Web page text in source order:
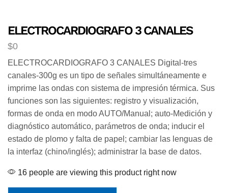
ELECTROCARDIOGRAFO 3 CANALES
$0
ELECTROCARDIOGRAFO 3 CANALES Digital-tres
canales-300g es un tipo de señales simultáneamente e
imprime las ondas con sistema de impresión térmica. Sus
funciones son las siguientes: registro y visualización,
formas de onda en modo AUTO/Manual; auto-Medición y
diagnóstico automático, parámetros de onda; inducir el
estado de plomo y falta de papel; cambiar las lenguas de
la interfaz (chino/inglés); administrar la base de datos.
16 people are viewing this product right now